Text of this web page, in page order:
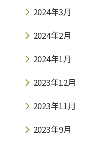
2024年3月
2024年2月
2024年1月
2023年12月
2023年11月
2023年9月